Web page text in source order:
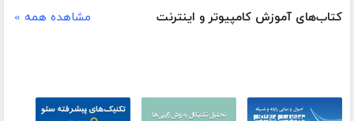
کتاب‌های آموزش کامپیوتر و اینترنت مشاهده همه »